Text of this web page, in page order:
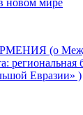
новом мире
(о
региональная
Евразии» )